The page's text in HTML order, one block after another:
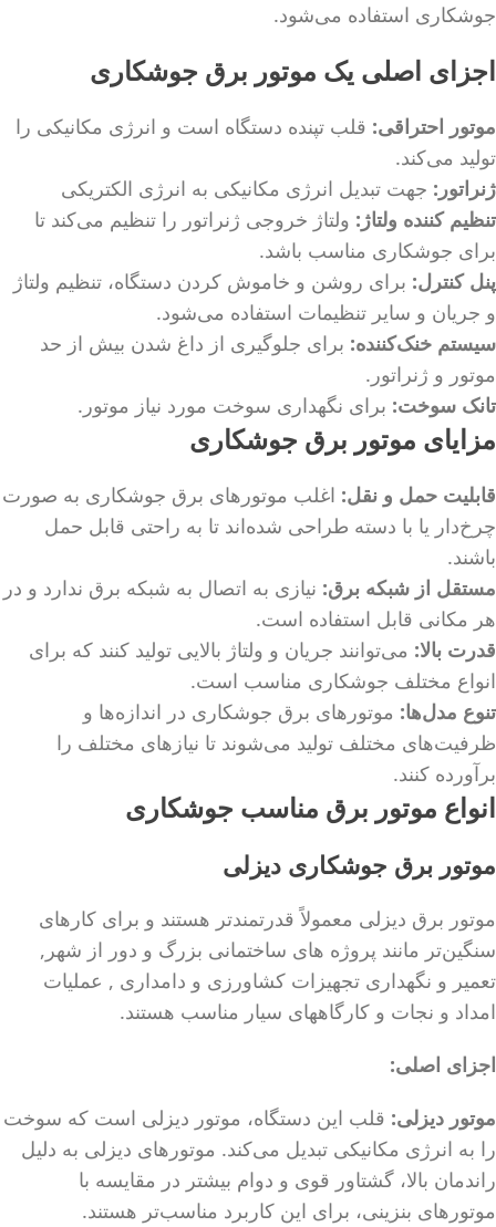
جوشکاری استفاده می‌شود.
اجزای اصلی یک موتور برق جوشکاری
موتور احتراقی: قلب تپنده دستگاه است و انرژی مکانیکی را
تولید می‌کند.
ژنراتور: جهت تبدیل انرژی مکانیکی به انرژی الکتریکی
تنظیم کننده ولتاژ: ولتاژ خروجی ژنراتور را تنظیم می‌کند تا
برای جوشکاری مناسب باشد.
پنل کنترل: برای روشن و خاموش کردن دستگاه، تنظیم ولتاژ
و جریان و سایر تنظیمات استفاده می‌شود.
سیستم خنک‌کننده: برای جلوگیری از داغ شدن بیش از حد
موتور و ژنراتور.
تانک سوخت: برای نگهداری سوخت مورد نیاز موتور.
مزایای موتور برق جوشکاری
قابلیت حمل و نقل: اغلب موتورهای برق جوشکاری به صورت
چرخ‌دار یا با دسته‌ طراحی شده‌اند تا به راحتی قابل حمل
باشند.
مستقل از شبکه برق: نیازی به اتصال به شبکه برق ندارد و در
هر مکانی قابل استفاده است.
قدرت بالا: می‌توانند جریان و ولتاژ بالایی تولید کنند که برای
انواع مختلف جوشکاری مناسب است.
تنوع مدل‌ها: موتورهای برق جوشکاری در اندازه‌ها و
ظرفیت‌های مختلف تولید می‌شوند تا نیازهای مختلف را
برآورده کنند.
انواع موتور برق مناسب جوشکاری
موتور برق جوشکاری دیزلی
موتور برق دیزلی معمولاً قدرتمندتر هستند و برای کارهای
سنگین‌تر مانند پروژه های ساختمانی بزرگ و دور از شهر,
تعمیر و نگهداری تجهیزات کشاورزی و دامداری , عملیات
امداد و نجات و کارگاههای سیار مناسب هستند.
اجزای اصلی:
موتور دیزلی: قلب این دستگاه، موتور دیزلی است که سوخت
را به انرژی مکانیکی تبدیل می‌کند. موتورهای دیزلی به دلیل
راندمان بالا، گشتاور قوی و دوام بیشتر در مقایسه با
موتورهای بنزینی، برای این کاربرد مناسب‌تر هستند.